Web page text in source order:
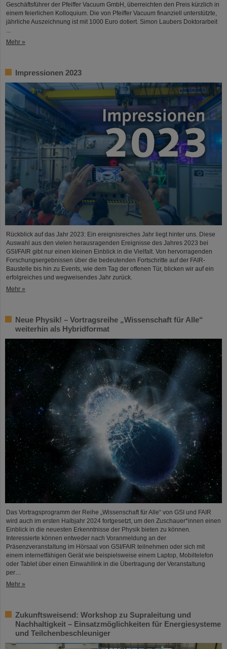
Geschäftsführer der Pfeiffer Vacuum GmbH, überreichten den Preis kürzlich in
einem feierlichen Kolloquium. Die von Pfeiffer Vacuum finanziell unterstützte,
jährliche Auszeichnung ist mit 1000 Euro dotiert. Simon Laubers Doktorarbeit
Mehr »
Impressionen 2023
Rückblick auf das Jahr 2023: Ein ereignisreiches Jahr liegt hinter uns. Diese
Auswahl aus den vielen herausragenden Ereignisse des Jahres 2023 bei
GSI/FAIR gibt nur einen kleinen Einblick in die Vielfalt. Von hervorragenden
Forschungsergebnissen über die bedeutenden Fortschritte auf der FAIR-
Baustelle bis hin zu Events, wie dem Tag der offenen Tür, blicken wir auf ein
erfolgreiches und wegweisendes Jahr zurück.
Mehr »
Neue Physik! – Vortragsreihe „Wissenschaft für Alle“
weiterhin als Hybridformat
Das Vortragsprogramm der Reihe „Wissenschaft für Alle“ von GSI und FAIR
wird auch im ersten Halbjahr 2024 fortgesetzt, um den Zuschauer*innen einen
Einblick in die neuesten Erkenntnisse der Physik bieten zu können.
Interessierte können entweder nach Voranmeldung an der
Präsenzveranstaltung im Hörsaal von GSI/FAIR teilnehmen oder sich mit
einem internetfähigen Gerät wie beispielsweise einem Laptop, Mobiltelefon
oder Tablet über einen Einwahllink in die Übertragung der Veranstaltung
per…
Mehr »
Zukunftsweisend: Workshop zu Supraleitung und
Nachhaltigkeit – Einsatzmöglichkeiten für Energiesysteme
und Teilchenbeschleuniger